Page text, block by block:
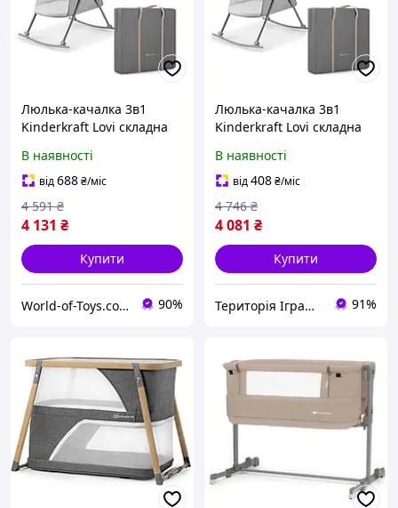
Люлька-качалка 3в1
Kinderkraft Lovi складна
В наявності
від688₴/міс
4 131 ₴
4 591 ₴
Купити
World-of-Toys.com.ua 90%
Люлька-качалка 3в1
Kinderkraft Lovi складна
В наявності
від408₴/міс
4 081 ₴
4 746 ₴
Купити
Територія Іграшок 91%